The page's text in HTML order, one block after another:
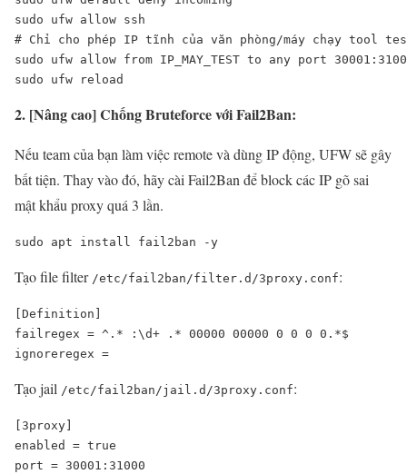
sudo ufw allow ssh
# Chỉ cho phép IP tĩnh của văn phòng/máy chạy tool
sudo ufw allow from IP_MAY_TEST to any port
sudo ufw reload
2. [Nâng cao] Chống Bruteforce với Fail2Ban:
Nếu team của bạn làm việc remote và dùng IP động, UFW sẽ gây
bất tiện. Thay vào đó, hãy cài Fail2Ban để block các IP gõ sai
mật khẩu proxy quá 3 lần.
sudo apt install fail2ban -y
Tạo file filter /etc/fail2ban/filter.d/3proxy.conf:
[Definition]
failregex = ^.* :\d+ .* 00000 00000 0 0 0 0.*$
ignoreregex =
Tạo jail /etc/fail2ban/jail.d/3proxy.conf:
[3proxy]
enabled = true
port = 30001:31000